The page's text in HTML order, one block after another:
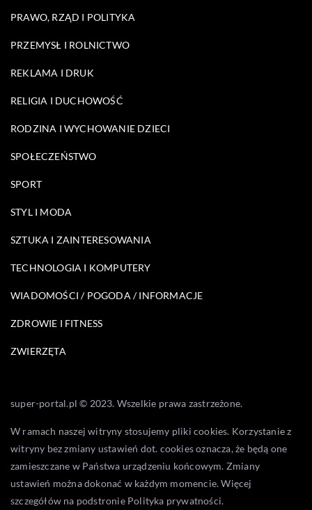
PRAWO, RZĄD I POLITYKA
PRZEMYSŁ I ROLNICTWO
REKLAMA I DRUK
RELIGIA I DUCHOWOŚĆ
RODZINA I WYCHOWANIE DZIECI
SPOŁECZEŃSTWO
SPORT
STYL I MODA
SZTUKA I ZAINTERESOWANIA
TECHNOLOGIA I KOMPUTERY
WIADOMOŚCI / POGODA / INFORMACJE
ZDROWIE I FITNESS
ZWIERZĘTA
super-portal.pl © 2023. Wszelkie prawa zastrzeżone.
W ramach naszej witryny stosujemy pliki cookies. Korzystanie z
witryny bez zmiany ustawień dot. cookies oznacza, że będą one
zamieszczane w Państwa urządzeniu końcowym. Zmiany
ustawień można dokonać w każdym momencie. Więcej
szczegółów na podstronie Polityka prywatności.